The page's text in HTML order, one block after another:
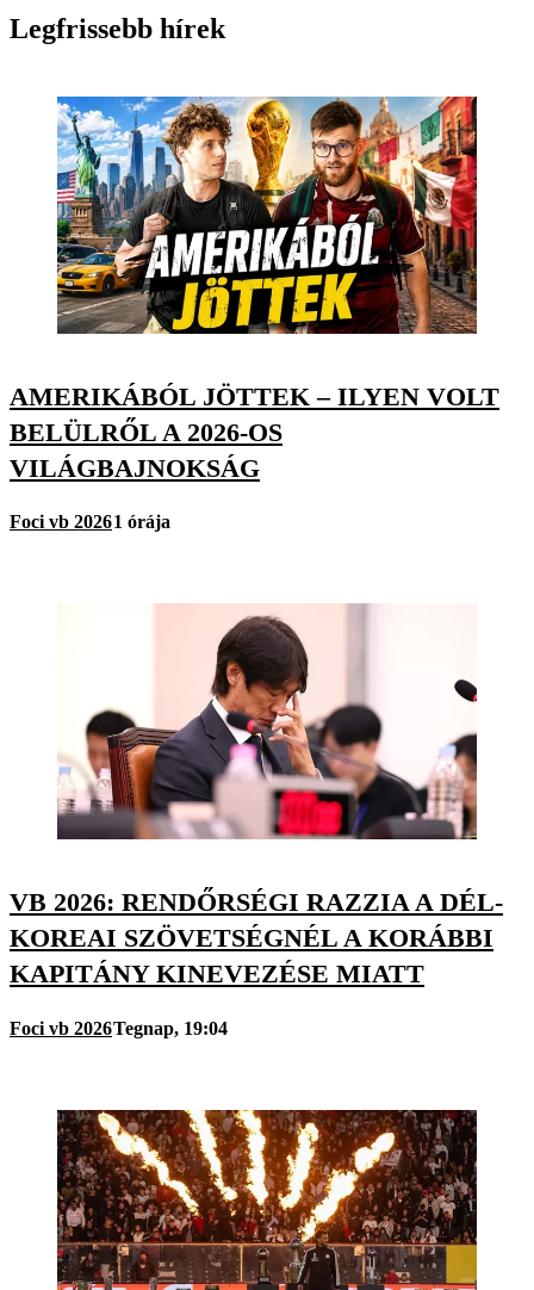
Legfrissebb hírek
AMERIKÁBÓL JÖTTEK – ILYEN VOLT
BELÜLRŐL A 2026-OS
VILÁGBAJNOKSÁG
Foci vb 20261 órája
VB 2026: RENDŐRSÉGI RAZZIA A DÉL-
KOREAI SZÖVETSÉGNÉL A KORÁBBI
KAPITÁNY KINEVEZÉSE MIATT
Foci vb 2026Tegnap, 19:04